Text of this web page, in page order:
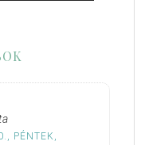
PÉNTEK,